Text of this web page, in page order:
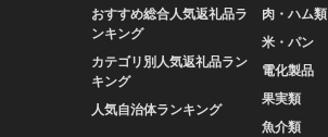
おすすめ総合人気返礼品ラ
ンキング
カテゴリ別人気返礼品ラン
キング
人気自治体ランキング
肉・ハム類
米・パン
電化製品
果実類
魚介類